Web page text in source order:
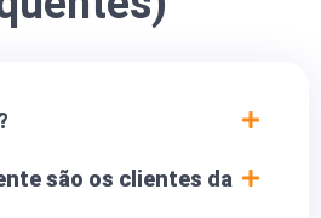
são os clientes da